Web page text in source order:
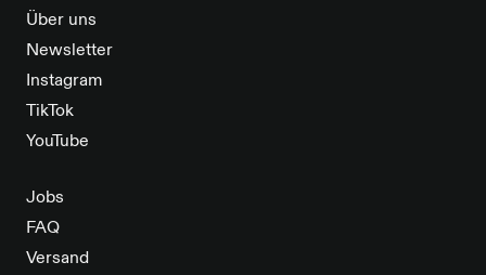
Über uns
Newsletter
Instagram
TikTok
YouTube
Jobs
FAQ
Versand